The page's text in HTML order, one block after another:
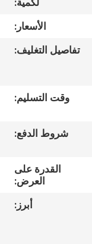
المعمل
مراقبة
اطلب
لكمية:
الأسعار:
تفاصيل التغليف:
وقت التسليم:
شروط الدفع:
القدرة على
العرض:
أبرز: